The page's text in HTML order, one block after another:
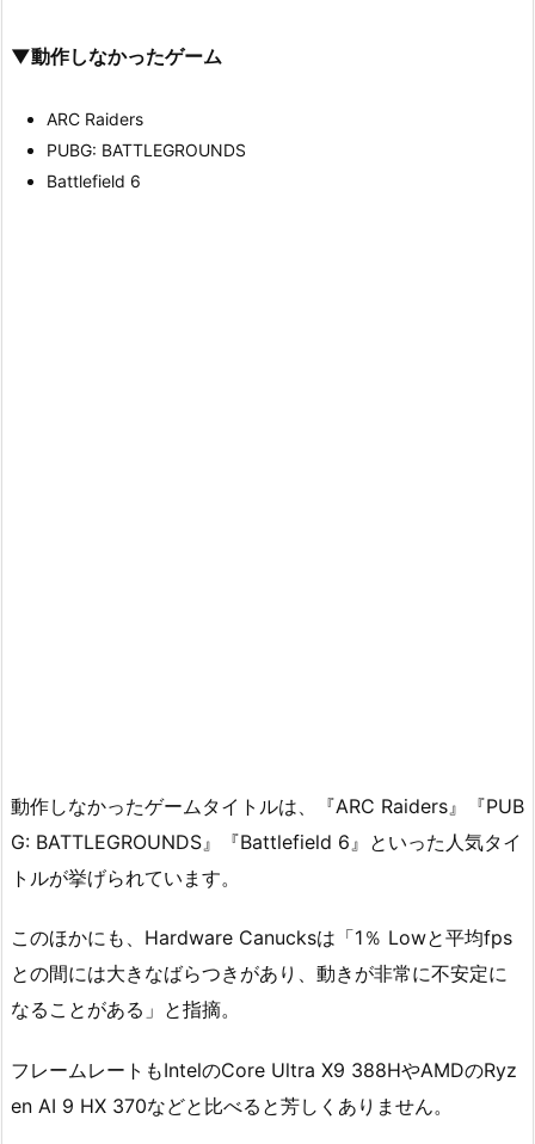
▼動作しなかったゲーム
ARC Raiders
PUBG: BATTLEGROUNDS
Battlefield 6
動作しなかったゲームタイトルは、『ARC Raiders』『PUB
G: BATTLEGROUNDS』『Battlefield 6』といった人気タイ
トルが挙げられています。
このほかにも、Hardware Canucksは「1％ Lowと平均fps
との間には大きなばらつきがあり、動きが非常に不安定に
なることがある」と指摘。
フレームレートもIntelのCore Ultra X9 388HやAMDのRyz
en AI 9 HX 370などと比べると芳しくありません。